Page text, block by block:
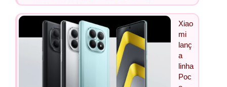
Xiao
mi
lanç
a
linha
Poc